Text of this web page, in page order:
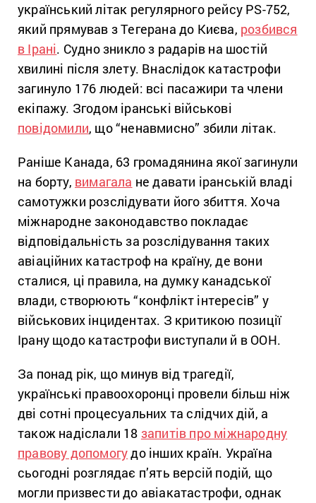
український літак регулярного рейсу PS-752,
який прямував з Тегерана до Києва, розбився
в Ірані. Судно зникло з радарів на шостій
хвилині після злету. Внаслідок катастрофи
загинуло 176 людей: всі пасажири та члени
екіпажу. Згодом іранські військові
повідомили, що “ненавмисно” збили літак.
Раніше Канада, 63 громадянина якої загинули
на борту, вимагала не давати іранській владі
самотужки розслідувати його збиття. Хоча
міжнародне законодавство покладає
відповідальність за розслідування таких
авіаційних катастроф на країну, де вони
сталися, ці правила, на думку канадської
влади, створюють “конфлікт інтересів” у
військових інцидентах. З критикою позиції
Ірану щодо катастрофи виступали й в ООН.
За понад рік, що минув від трагедії,
українські правоохоронці провели більш ніж
дві сотні процесуальних та слідчих дій, а
також надіслали 18 запитів про міжнародну
правову допомогудо інших країн. Україна
сьогодні розглядає п’ять версій подій, що
могли призвести до авіакатастрофи, однак